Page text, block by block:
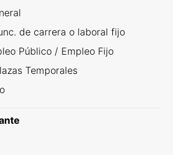
de carrera o laboral fijo
Público / Empleo Fijo
Temporales